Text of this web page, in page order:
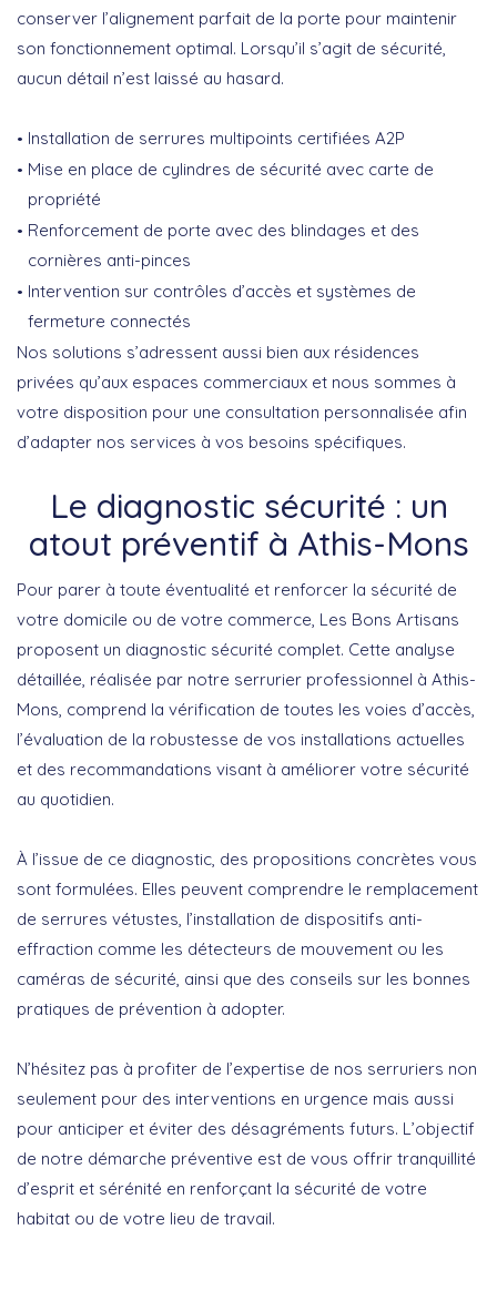
conserver l’alignement parfait de la porte pour maintenir
son fonctionnement optimal. Lorsqu’il s’agit de sécurité,
aucun détail n’est laissé au hasard.
Installation de serrures multipoints certifiées A2P
Mise en place de cylindres de sécurité avec carte de
propriété
Renforcement de porte avec des blindages et des
cornières anti-pinces
Intervention sur contrôles d’accès et systèmes de
fermeture connectés
Nos solutions s’adressent aussi bien aux résidences
privées qu’aux espaces commerciaux et nous sommes à
votre disposition pour une consultation personnalisée afin
d’adapter nos services à vos besoins spécifiques.
Le diagnostic sécurité : un
atout préventif à Athis-Mons
Pour parer à toute éventualité et renforcer la sécurité de
votre domicile ou de votre commerce, Les Bons Artisans
proposent un diagnostic sécurité complet. Cette analyse
détaillée, réalisée par notre serrurier professionnel à Athis-
Mons, comprend la vérification de toutes les voies d’accès,
l’évaluation de la robustesse de vos installations actuelles
et des recommandations visant à améliorer votre sécurité
au quotidien.
À l’issue de ce diagnostic, des propositions concrètes vous
sont formulées. Elles peuvent comprendre le remplacement
de serrures vétustes, l’installation de dispositifs anti-
effraction comme les détecteurs de mouvement ou les
caméras de sécurité, ainsi que des conseils sur les bonnes
pratiques de prévention à adopter.
N’hésitez pas à profiter de l’expertise de nos serruriers non
seulement pour des interventions en urgence mais aussi
pour anticiper et éviter des désagréments futurs. L’objectif
de notre démarche préventive est de vous offrir tranquillité
d’esprit et sérénité en renforçant la sécurité de votre
habitat ou de votre lieu de travail.